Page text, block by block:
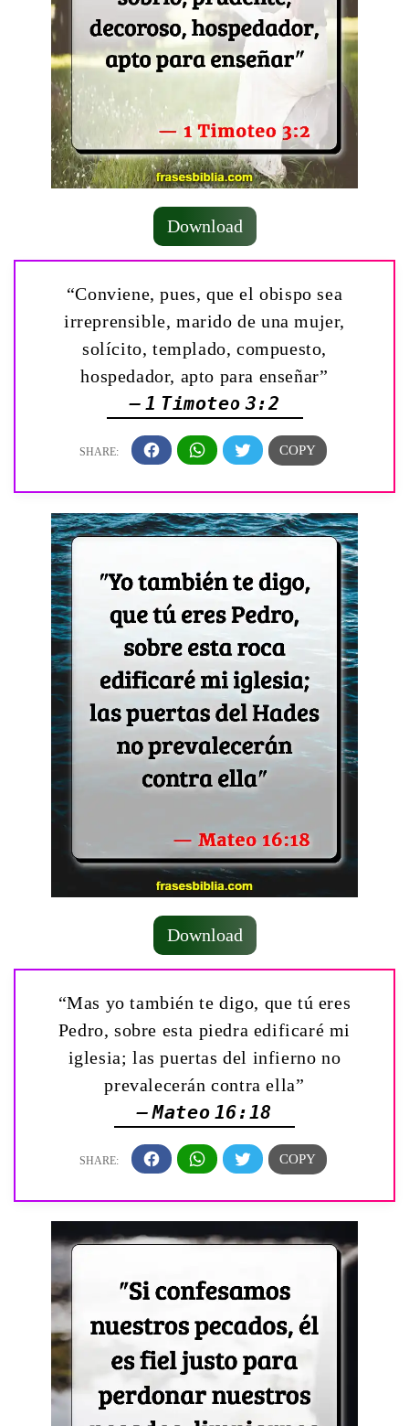
Download
“Conviene, pues, que el obispo sea
irreprensible, marido de una mujer,
solícito, templado, compuesto,
hospedador, apto para enseñar”
— 1 Timoteo 3:2
Download
“Mas yo también te digo, que tú eres
Pedro, sobre esta piedra edificaré mi
iglesia; las puertas del infierno no
prevalecerán contra ella”
— Mateo 16:18